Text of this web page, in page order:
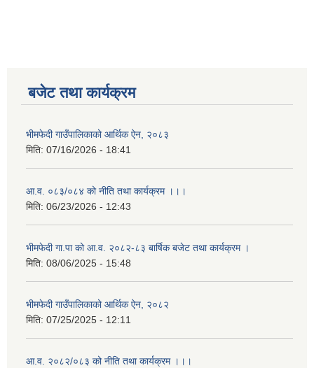
बजेट तथा कार्यक्रम
भीमफेदी गाउँपालिकाको आर्थिक ऐन, २०८३
मिति: 07/16/2026 - 18:41
आ.व. ०८३/०८४ को नीति तथा कार्यक्रम ।।।
मिति: 06/23/2026 - 12:43
भीमफेदी गा.पा को आ.व. २०८२-८३ बार्षिक बजेट तथा कार्यक्रम ।
मिति: 08/06/2025 - 15:48
भीमफेदी गाउँपालिकाको आर्थिक ऐन, २०८२
मिति: 07/25/2025 - 12:11
आ.व. २०८२/०८३ को नीति तथा कार्यक्रम ।।।